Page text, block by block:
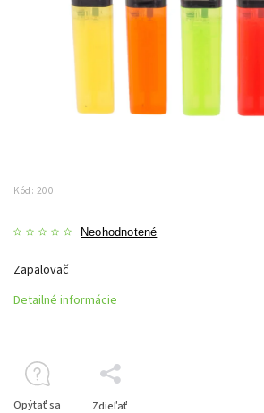
Kód: 200
Neohodnotené
Zapalovač
Detailné informácie
Opýtať sa Zdieľať